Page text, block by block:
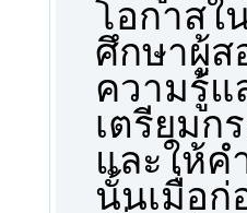
โอกาสใ
ศึกษาผู้ส
ความรู้แ
เตรียมก
และให้ค
นั้นเมื่อก่